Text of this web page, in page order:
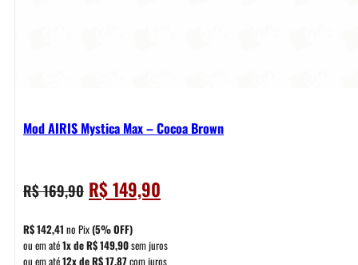
Mod AIRIS Mystica Max – Cocoa Brown
R$169,90 O
preço
original
era:
R$149,90
preço
é:
R$142,41 no Pix(5% OFF)
ou em até1x deR$149,90sem juros
ou em até12x deR$17,87com juros